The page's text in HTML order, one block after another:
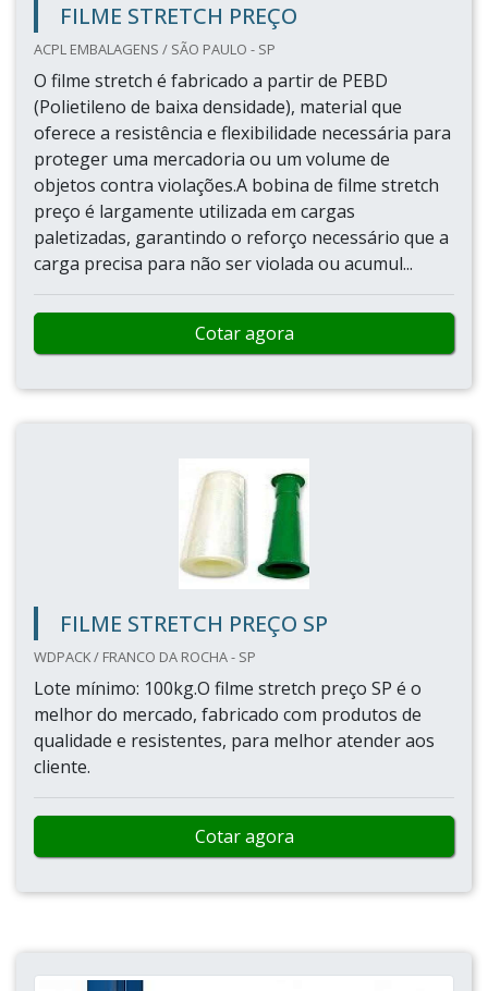
FILME STRETCH PREÇO
ACPL EMBALAGENS / SÃO PAULO - SP
O filme stretch é fabricado a partir de PEBD
(Polietileno de baixa densidade), material que
oferece a resistência e flexibilidade necessária para
proteger uma mercadoria ou um volume de
objetos contra violações.A bobina de filme stretch
preço é largamente utilizada em cargas
paletizadas, garantindo o reforço necessário que a
carga precisa para não ser violada ou acumul...
Cotar agora
FILME STRETCH PREÇO SP
WDPACK / FRANCO DA ROCHA - SP
Lote mínimo: 100kg.O filme stretch preço SP é o
melhor do mercado, fabricado com produtos de
qualidade e resistentes, para melhor atender aos
cliente.
Cotar agora